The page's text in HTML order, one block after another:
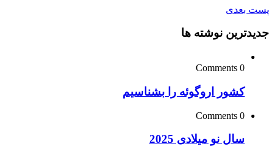
پست بعدی
جدیدترین نوشته ها
0 Comments
کشور اروگوئه را بشناسیم
0 Comments
سال نو میلادی 2025